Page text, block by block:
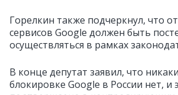
Горелкин также подчеркнул, что
сервисов Google должен быть
осуществляться в рамках
В конце депутат заявил, что
блокировке Google в России нет, и